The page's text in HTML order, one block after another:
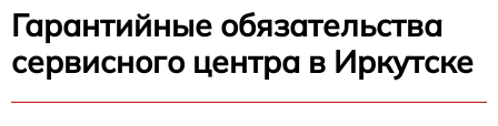
Гарантийные обязательства
сервисного центра в Иркутске